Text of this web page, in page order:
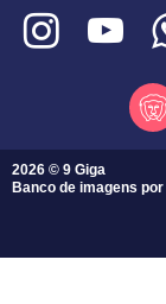
2026 © 9 Giga
Banco de imagens por